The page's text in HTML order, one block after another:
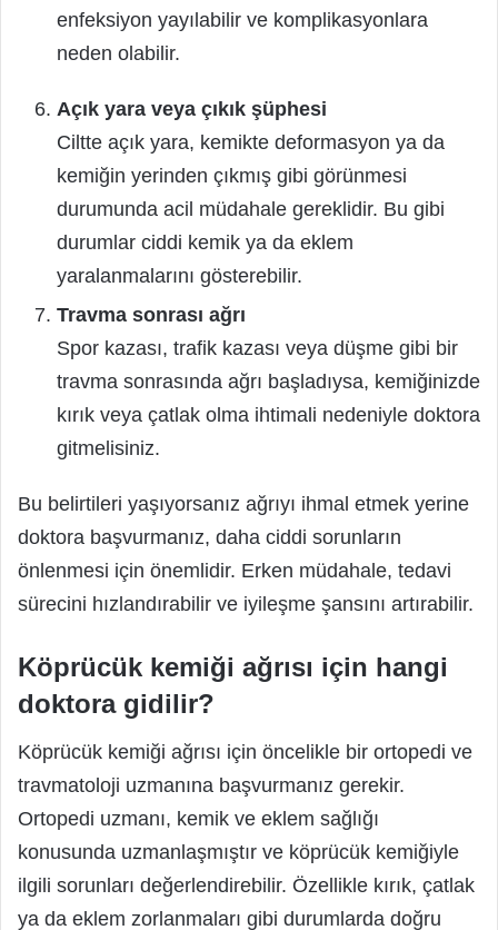
enfeksiyon yayılabilir ve komplikasyonlara
neden olabilir.
Açık yara veya çıkık şüphesi
Ciltte açık yara, kemikte deformasyon ya da
kemiğin yerinden çıkmış gibi görünmesi
durumunda acil müdahale gereklidir. Bu gibi
durumlar ciddi kemik ya da eklem
yaralanmalarını gösterebilir.
Travma sonrası ağrı
Spor kazası, trafik kazası veya düşme gibi bir
travma sonrasında ağrı başladıysa, kemiğinizde
kırık veya çatlak olma ihtimali nedeniyle doktora
gitmelisiniz.
Bu belirtileri yaşıyorsanız ağrıyı ihmal etmek yerine
doktora başvurmanız, daha ciddi sorunların
önlenmesi için önemlidir. Erken müdahale, tedavi
sürecini hızlandırabilir ve iyileşme şansını artırabilir.
Köprücük kemiği ağrısı için hangi
doktora gidilir?
Köprücük kemiği ağrısı için öncelikle bir ortopedi ve
travmatoloji uzmanına başvurmanız gerekir.
Ortopedi uzmanı, kemik ve eklem sağlığı
konusunda uzmanlaşmıştır ve köprücük kemiğiyle
ilgili sorunları değerlendirebilir. Özellikle kırık, çatlak
ya da eklem zorlanmaları gibi durumlarda doğru